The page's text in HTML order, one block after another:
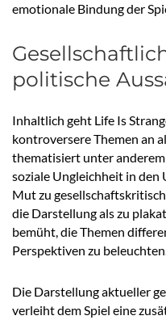
emotionale Bindung der
politische
Inhaltlich geht Life Is
kontroversere Themen an
thematisiert unter
soziale Ungleichheit in den
Mut zu
die Darstellung als zu
bemüht, die Themen
Perspektiven zu
Die Darstellung aktueller
verleiht dem Spiel eine